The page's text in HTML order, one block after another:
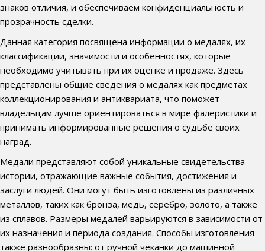
знаков отличия, и обеспечиваем конфиденциальность и
прозрачность сделки.
Данная категория посвящена информации о медалях, их
классификации, значимости и особенностях, которые
необходимо учитывать при их оценке и продаже. Здесь
представлены общие сведения о медалях как предметах
коллекционирования и антиквариата, что поможет
владельцам лучше ориентироваться в мире фалеристики и
принимать информированные решения о судьбе своих
наград.
Медали представляют собой уникальные свидетельства
истории, отражающие важные события, достижения и
заслуги людей. Они могут быть изготовлены из различных
металлов, таких как бронза, медь, серебро, золото, а также
из сплавов. Размеры медалей варьируются в зависимости от
их назначения и периода создания. Способы изготовления
также разнообразны: от ручной чеканки до машинной